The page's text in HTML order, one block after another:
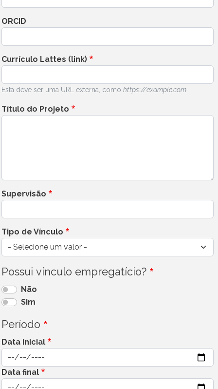
ORCID
Currículo Lattes (link)
Esta deve ser uma URL externa, comohttps://example.com
Título do Projeto
Supervisão
Tipo de Vínculo
Possui vínculo empregatício?
Não
Sim
Período
Data inicial
Data
Data final
Data